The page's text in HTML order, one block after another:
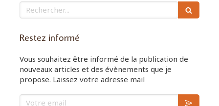
Rechercher
Restez informé
Vous souhaitez être informé de la publication de
nouveaux articles et des évènements que je
propose. Laissez votre adresse mail
Votre email